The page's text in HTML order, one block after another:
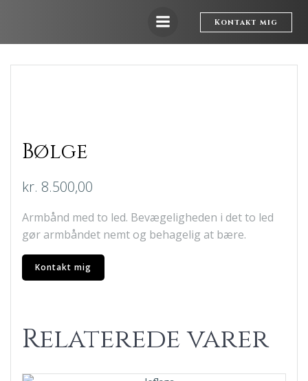
Kontakt mig
Bølge
kr. 8.500,00
Armbånd med to led. Bevægeligheden i det to led
gør armbåndet nemt og behagelig at bære.
Kontakt mig
Relaterede varer